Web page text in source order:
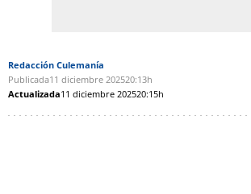
Redacción Culemanía
Publicada11 diciembre 202520:13h
Actualizada11 diciembre 202520:15h